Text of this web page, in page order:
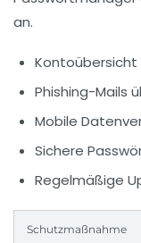
an.
Phishing-Mails
Mobile
Sichere
Regelmäßige
Schutzmaßnahme